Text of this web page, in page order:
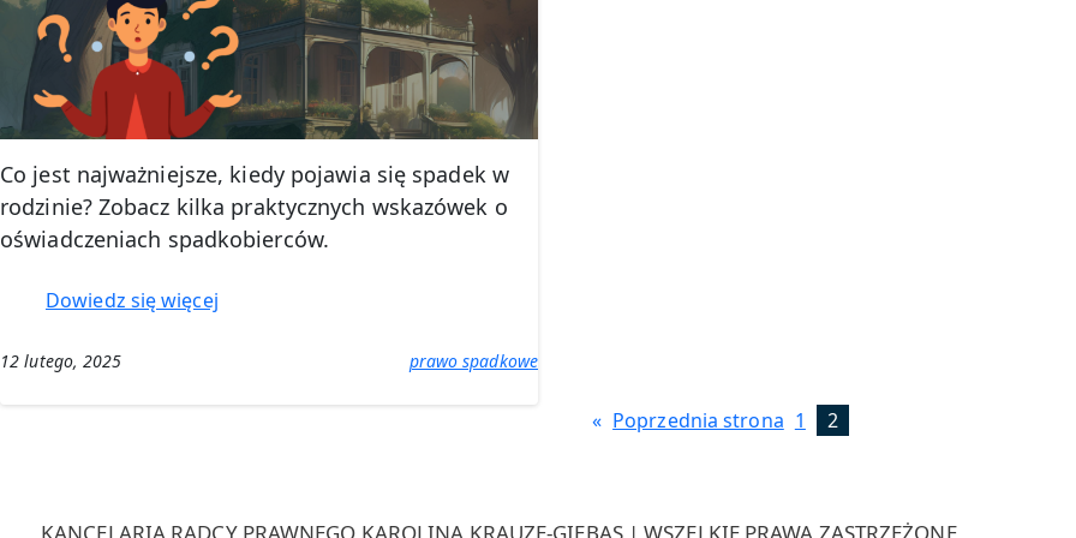
Co jest najważniejsze, kiedy pojawia się spadek w
rodzinie? Zobacz kilka praktycznych wskazówek o
oświadczeniach spadkobierców.
Dowiedz się więcej:
–
spadku
12 lutego, 2025 prawo spadkowe
« Poprzednia strona 1 2
KANCELARIA RADCY PRAWNEGO KAROLINA KRAUZE-GIEBAS | WSZELKIE PRAWA ZASTRZEŻONE